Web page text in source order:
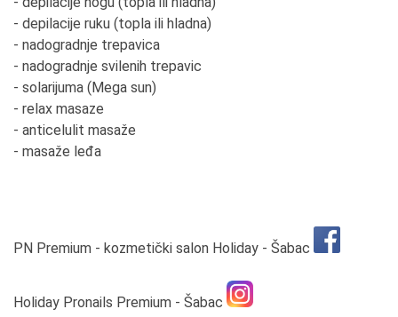
- depilacije ruku (topla ili hladna)
- nadogradnje trepavica
- nadogradnje svilenih trepavic
- solarijuma (Mega sun)
- relax masaze
- anticelulit masaže
- masaže leđa
PN Premium - kozmetički salon Holiday - Šabac
Holiday Pronails Premium - Šabac